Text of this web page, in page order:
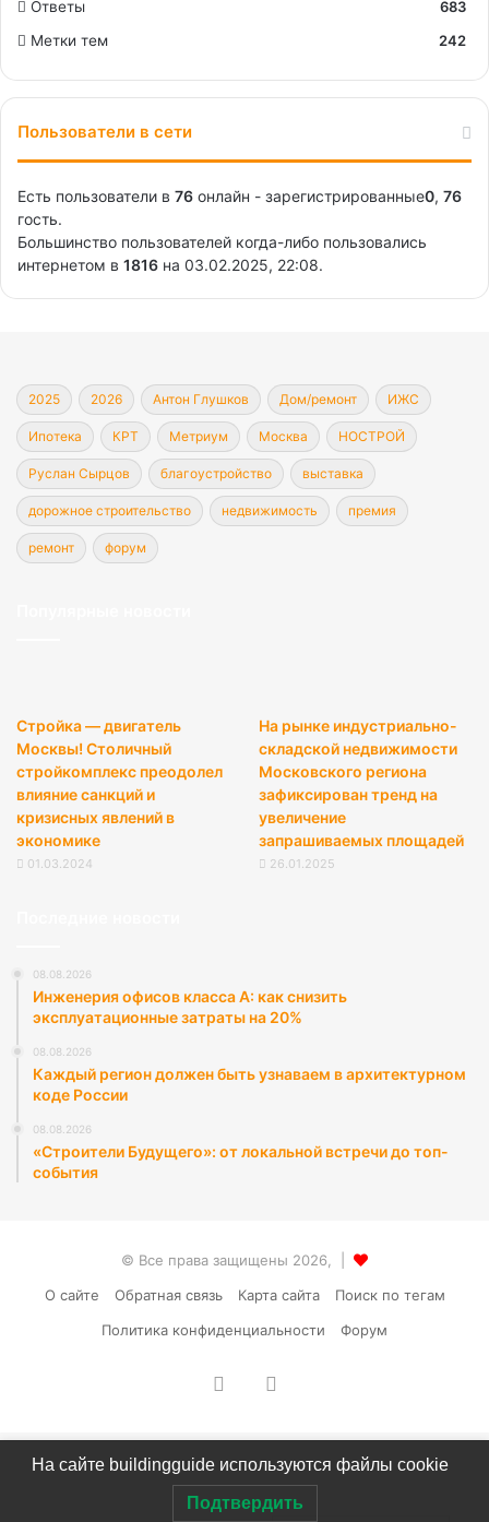
Ответы
683
Метки тем
242
Пользователи в сети
Есть пользователи в 76 онлайн - зарегистрированные0, 76
гость.
Большинство пользователей когда-либо пользовались
интернетом в 1816 на 03.02.2025, 22:08.
2025 2026 Антон Глушков Дом/ремонт ИЖС
Ипотека КРТ Метриум Москва НОСТРОЙ
Руслан Сырцов благоустройство выставка
дорожное строительство недвижимость премия
ремонт форум
Стройка — двигатель
Москвы! Столичный
стройкомплекс преодолел
влияние санкций и
кризисных явлений в
экономике
01.03.2024
На рынке индустриально-
складской недвижимости
Московского региона
зафиксирован тренд на
увеличение
запрашиваемых площадей
26.01.2025
08.08.2026
Инженерия офисов класса А: как снизить
эксплуатационные затраты на 20%
08.08.2026
Каждый регион должен быть узнаваем в архитектурном
коде России
08.08.2026
«Строители Будущего»: от локальной встречи до топ-
события
© Все права защищены 2026, |
О сайте
Обратная связь Карта сайта
Поиск по тегам
Политика конфиденциальности
Форум
vk.com
На сайте buildingguide используются файлы cookie
Подтвердить